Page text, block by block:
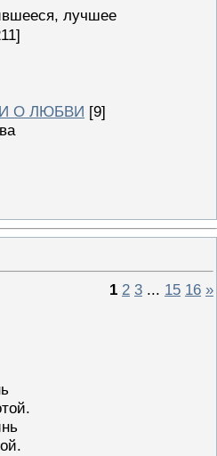
лучшее
О ЛЮБВИ [9]
1 2 3 ... 15 16 »